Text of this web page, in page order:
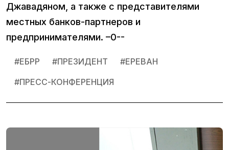
Джавадяном, а также с представителями
местных банков-партнеров и
предпринимателями. –0--
#ЕБРР #ПРЕЗИДЕНТ #ЕРЕВАН
#ПРЕСС-КОНФЕРЕНЦИЯ